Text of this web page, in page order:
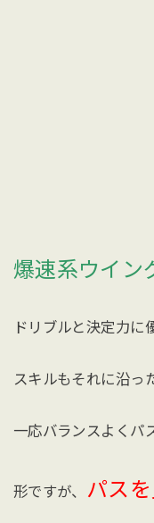
爆速系ウイン
ドリブルと決定力に
スキルもそれに沿っ
一応バランスよくパ
形ですが、 パス